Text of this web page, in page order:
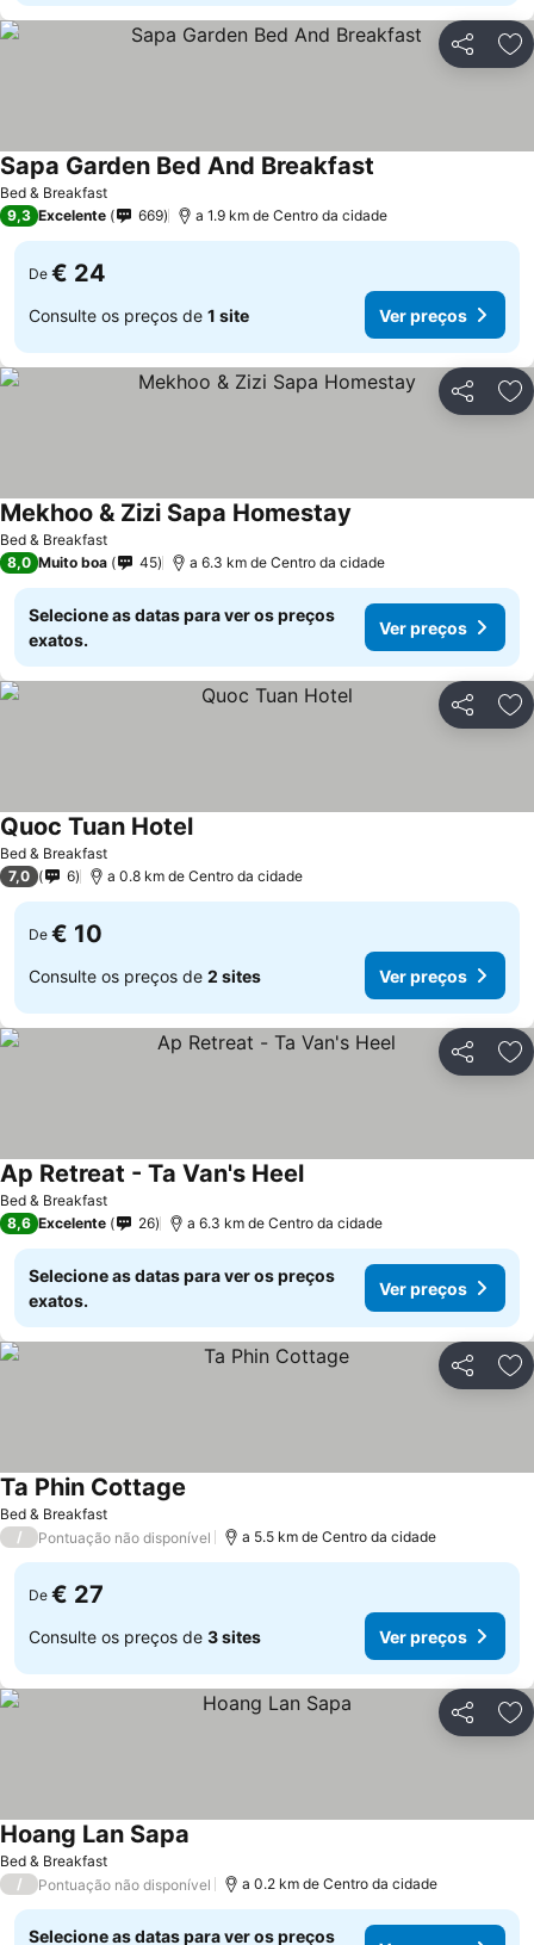
Partilhar
Bed & Breakfast
Sapa Garden Bed And Breakfast
9,3 Excelente 669 a 1.9 km de Centro da cidade
De € 24
Consulte os preços de 1 site Ver preços
Partilhar
Bed & Breakfast
Mekhoo & Zizi Sapa Homestay
8,0 Muito boa 45 a 6.3 km de Centro da cidade
Selecione as datas para ver os preços
exatos.
Ver preços
Partilhar
Bed & Breakfast
Quoc Tuan Hotel
7,0 6 a 0.8 km de Centro da cidade
De € 10
Consulte os preços de 2 sites Ver preços
Partilhar
Bed & Breakfast
Ap Retreat - Ta Van's Heel
8,6 Excelente 26 a 6.3 km de Centro da cidade
Selecione as datas para ver os preços
exatos.
Ver preços
Partilhar
Bed & Breakfast
Ta Phin Cottage
/ Pontuação não disponível a 5.5 km de Centro da cidade
De € 27
Consulte os preços de 3 sites Ver preços
Partilhar
Bed & Breakfast
Hoang Lan Sapa
/ Pontuação não disponível a 0.2 km de Centro da cidade
Selecione as datas para ver os preços